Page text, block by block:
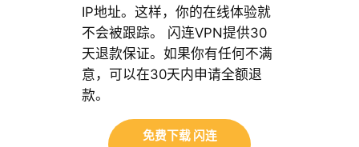
IP地址。这样，你的在线体验就
不会被跟踪。 闪连VPN提供30
天退款保证。如果你有任何不满
意，可以在30天内申请全额退
款。
免费下载 闪连